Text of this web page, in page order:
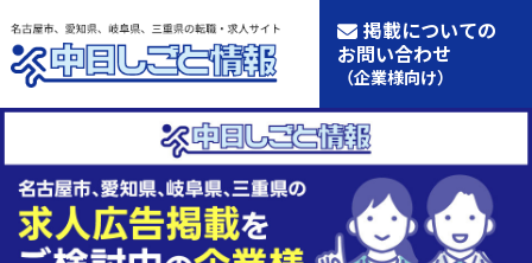
掲載についての
お問い合わせ
（企業様向け）